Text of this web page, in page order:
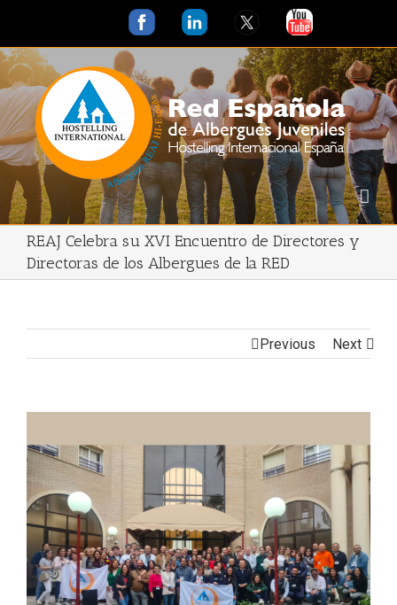
REAJ Celebra su XVI Encuentro de Directores y
Directoras de los Albergues de la RED
Previous Next
Larger
Image